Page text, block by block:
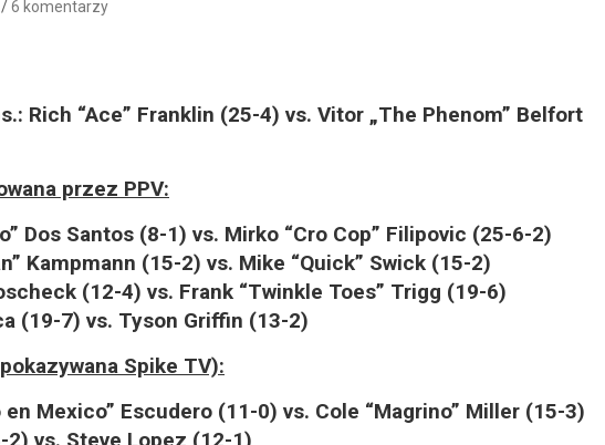
6 komentarzy
Rich “Ace” Franklin (25-4) vs. Vitor „The Phenom” Belfort
przez PPV:
Dos Santos (8-1) vs. Mirko “Cro Cop” Filipovic (25-6-2)
Kampmann (15-2) vs. Mike “Quick” Swick (15-2)
(12-4) vs. Frank “Twinkle Toes” Trigg (19-6)
(19-7) vs. Tyson Griffin (13-2)
Spike TV):
Mexico” Escudero (11-0) vs. Cole “Magrino” Miller (15-3)